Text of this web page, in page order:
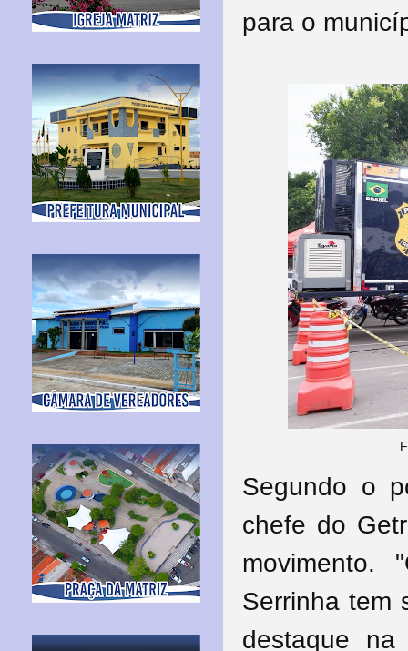
para o
Segundo o
chefe do
movimento.
Serrinha tem
destaque